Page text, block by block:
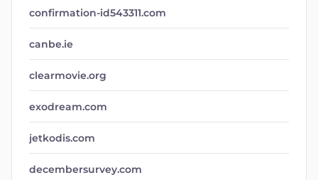
confirmation-id543311.com
canbe.ie
clearmovie.org
exodream.com
jetkodis.com
decembersurvey.com